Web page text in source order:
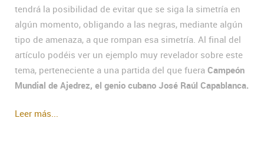
tendrá la posibilidad de evitar que se siga la simetría en
algún momento, obligando a las negras, mediante algún
tipo de amenaza, a que rompan esa simetría. Al final del
artículo podéis ver un ejemplo muy revelador sobre este
tema, perteneciente a una partida del que fuera Campeón
Mundial de Ajedrez, el genio cubano José Raúl Capablanca.
Leer más...